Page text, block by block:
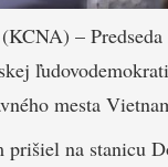
–
mesta
na stanicu